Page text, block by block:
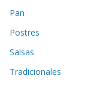
Pan
Postres
Salsas
Tradicionales